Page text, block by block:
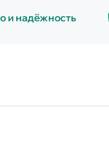
и надёжность